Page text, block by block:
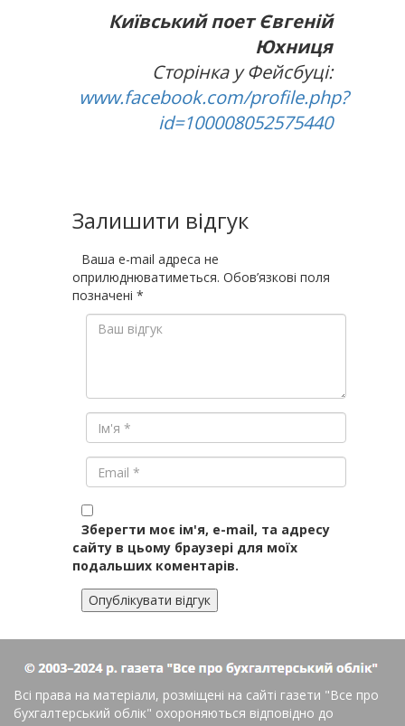
Київський поет Євгеній
Юхниця
Сторінка у Фейсбуці:
www.facebook.com/profile.php?
id=100008052575440
Залишити відгук
Ваша e-mail адреса не
оприлюднюватиметься. Обов’язкові поля
позначені *
Зберегти моє ім'я, e-mail, та адресу
сайту в цьому браузері для моїх
подальших коментарів.
Всі права на матеріали, розміщені на сайті газети "Все про
бухгалтерський облік" охороняються відповідно до